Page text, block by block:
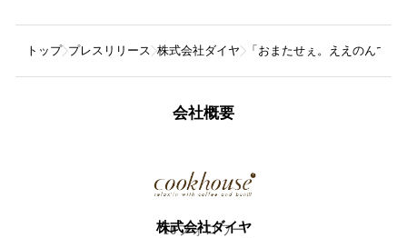
トップ プレスリリース 株式会社ダイヤ 「おまたせぇ。ええのんで
会社概要
株式会社ダイヤ
10フォロワー